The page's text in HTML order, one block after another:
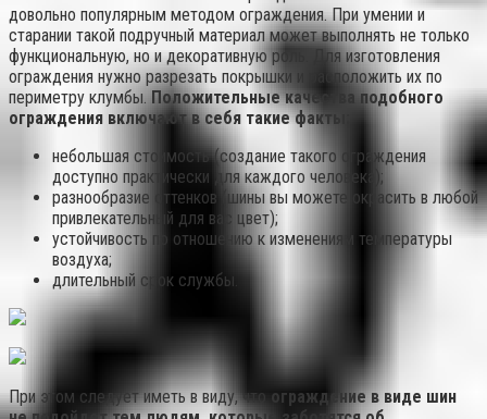
довольно популярным методом ограждения. При умении и
старании такой подручный материал может выполнять не только
функциональную, но и декоративную роль. Для изготовления
ограждения нужно разрезать покрышки и расположить их по
периметру клумбы.Положительные качества подобного
ограждения включают в себя такие факты:
небольшая стоимость (создание такого ограждения
доступно практически для каждого человека);
разнообразие оттенков (шины вы можете окрасить в любой
привлекательный для вас цвет);
устойчивость по отношению к изменениям температуры
воздуха;
длительный срок службы.
При этом следует иметь в виду, что ограждение в виде шин